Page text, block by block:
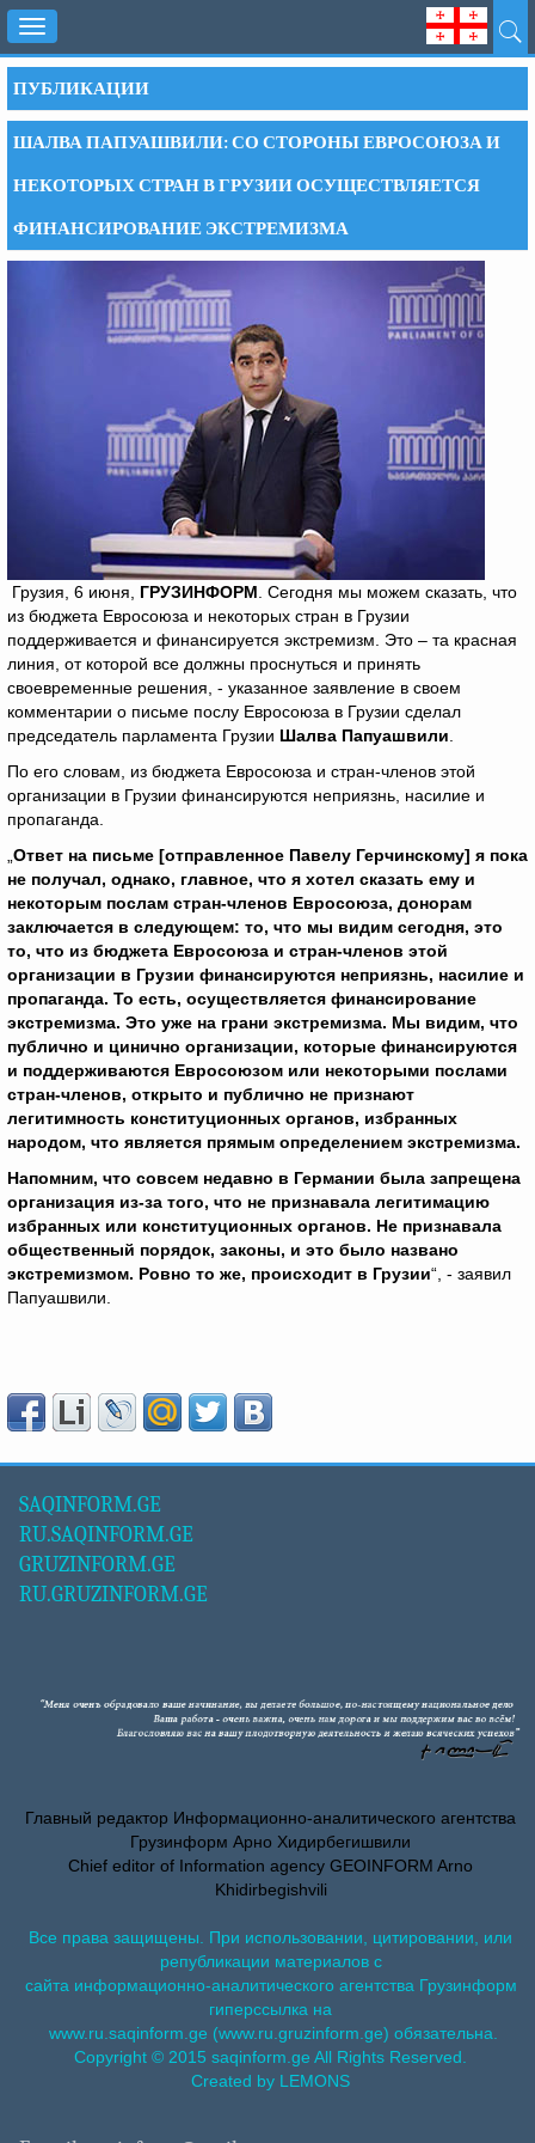
Toggle
navigation
ПУБЛИКАЦИИ
ШАЛВА ПАПУАШВИЛИ: СО СТОРОНЫ ЕВРОСОЮЗА И
НЕКОТОРЫХ СТРАН В ГРУЗИИ ОСУЩЕСТВЛЯЕТСЯ
ФИНАНСИРОВАНИЕ ЭКСТРЕМИЗМА
Грузия, 6 июня, ГРУЗИНФОРМ . Сегодня мы можем сказать, что
из бюджета Евросоюза и некоторых стран в Грузии
поддерживается и финансируется экстремизм. Это – та красная
линия, от которой все должны проснуться и принять
своевременные решения, - указанное заявление в своем
комментарии о письме послу Евросоюза в Грузии сделал
председатель парламента Грузии Шалва Папуашвили
По его словам, из бюджета Евросоюза и стран-членов этой
организации в Грузии финансируются неприязнь, насилие и
пропаганда.
Ответ на письме [отправленное Павелу Герчинскому] я пока
не получал, однако, главное, что я хотел сказать ему и
некоторым послам стран-членов Евросоюза, донорам
заключается в следующем: то, что мы видим сегодня, это
то, что из бюджета Евросоюза и стран-членов этой
организации в Грузии финансируются неприязнь, насилие и
пропаганда. То есть, осуществляется финансирование
экстремизма. Это уже на грани экстремизма. Мы видим, что
публично и цинично организации, которые финансируются
и поддерживаются Евросоюзом или некоторыми послами
стран-членов, открыто и публично не признают
легитимность конституционных органов, избранных
народом, что является прямым определением экстремизма.
Напомним, что совсем недавно в Германии была запрещена
организация из-за того, что не признавала легитимацию
избранных или конституционных органов. Не признавала
общественный порядок, законы, и это было названо
экстремизмом. Ровно то же, происходит в Грузии“, - заявил
Папуашвили.
SAQINFORM.GE
RU.SAQINFORM.GE
GRUZINFORM.GE
RU.GRUZINFORM.GE
Главный редактор Информационно-аналитического агентства
Грузинформ Арно Хидирбегишвили
Chief editor of Information agency GEOINFORM Arno
Khidirbegishvili
Все права защищены. При использовании, цитировании, или
републикации материалов с
сайта информационно-аналитического агентства Грузинформ
гиперссылка на
www.ru.saqinform.ge (www.ru.gruzinform.ge) обязательна.
Copyright © 2015 saqinform.ge All Rights Reserved.
Created by LEMONS